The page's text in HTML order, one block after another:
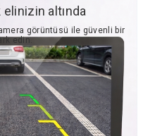
altında
görüntüsü ile güvenli bir
edin.